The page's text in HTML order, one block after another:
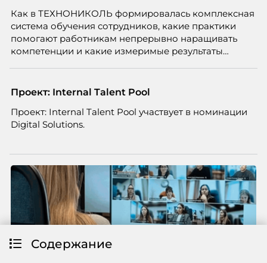
Содержание
нередко превращаются в фактор, который
негативно влияет HR-бренд работодателя.
Как в ТЕХНОНИКОЛЬ формировалась комплексная
система обучения сотрудников, какие практики
помогают работникам непрерывно наращивать
компетенции и какие измеримые результаты
закупкам направления «Минеральная изоляция»
компании ТЕХНОНИКОЛЬ.
Проект: Internal Talent Pool
Проект: Internal Talent Pool участвует в номинации
Digital Solutions.